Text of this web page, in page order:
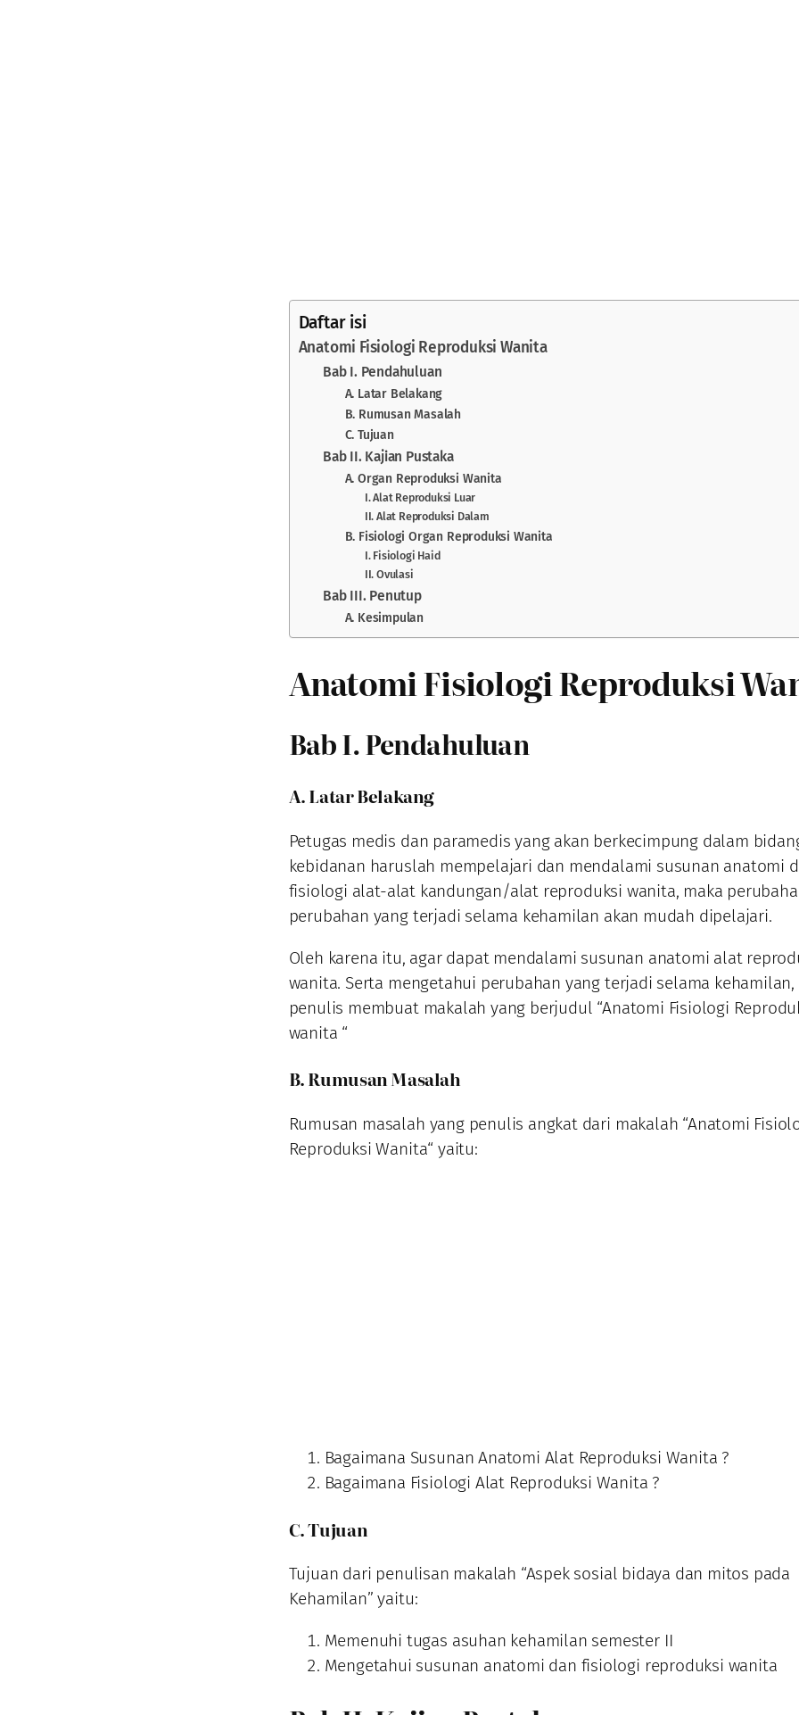
Daftar isi
Anatomi Fisiologi Reproduksi Wanita
Bab I. Pendahuluan
A. Latar Belakang
B. Rumusan Masalah
C. Tujuan
Bab II. Kajian Pustaka
A. Organ Reproduksi Wanita
I. Alat Reproduksi Luar
II. Alat Reproduksi Dalam
B. Fisiologi Organ Reproduksi Wanita
I. Fisiologi Haid
II. Ovulasi
Bab III. Penutup
A. Kesimpulan
Anatomi Fisiologi Reproduksi
Bab I. Pendahuluan
A. Latar Belakang
Petugas medis dan paramedis yang akan berkecimpung dalam
kebidanan haruslah mempelajari dan mendalami susunan anatomi
fisiologi alat-alat kandungan/alat reproduksi wanita, maka
perubahan yang terjadi selama kehamilan akan mudah dipelajari.
Oleh karena itu, agar dapat mendalami susunan anatomi alat
wanita. Serta mengetahui perubahan yang terjadi selama kehamilan,
penulis membuat makalah yang berjudul “Anatomi Fisiologi
wanita “
B. Rumusan Masalah
Rumusan masalah yang penulis angkat dari makalah “Anatomi
Reproduksi Wanita“ yaitu:
Bagaimana Susunan Anatomi Alat Reproduksi Wanita ?
Bagaimana Fisiologi Alat Reproduksi Wanita ?
C. Tujuan
Tujuan dari penulisan makalah “Aspek sosial bidaya dan mitos pada
Kehamilan” yaitu:
Memenuhi tugas asuhan kehamilan semester II
Mengetahui susunan anatomi dan fisiologi reproduksi wanita